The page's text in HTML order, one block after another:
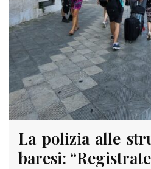
La polizia alle
baresi: